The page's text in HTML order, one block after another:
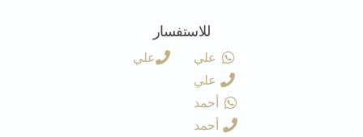
للاستفسار
علي
علي
أحمد
أحمد
علي